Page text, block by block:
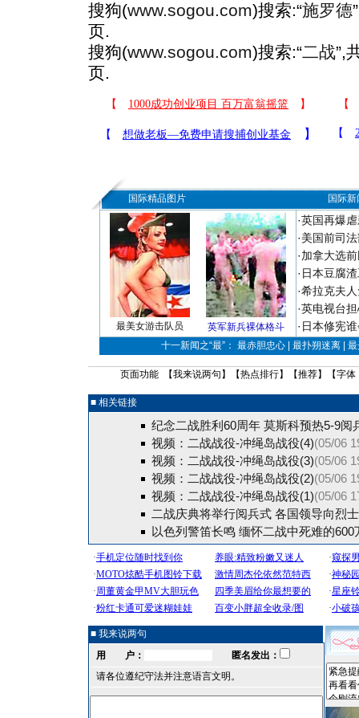
搜狗(www.sogou.com)搜索:“施罗德
页.
搜狗(www.sogou.com)搜索:“二战”,
页.
国际精品图片 国际
最美女游击队员 英军新兵裸体格斗
·英国再爆
·美国前司
·加拿大选
· 日本豆腐
·希拉克夫
·英电视台
· 日本修宪
十一新闻之“最”： 最赤胆忠心 | 最扑朔迷离 |
页面功能 【我来说两句 】【热点排行】【推荐】【字体
■ 相关链接
纪念二战胜利60周年 莫斯科预热5-9阅
视频：二战战役-冲绳岛战役(4)(05/06
视频：二战战役-冲绳岛战役(3)(05/06
视频：二战战役-冲绳岛战役(2)(05/06
视频：二战战役-冲绳岛战役(1)(05/06
二战庆典将举行阅兵式 各国领导向烈
以色列警笛长鸣 缅怀二战中死难的600
■ 我来说两句
用 户：
匿名发出：
请各位遵纪守法并注意语言文明。